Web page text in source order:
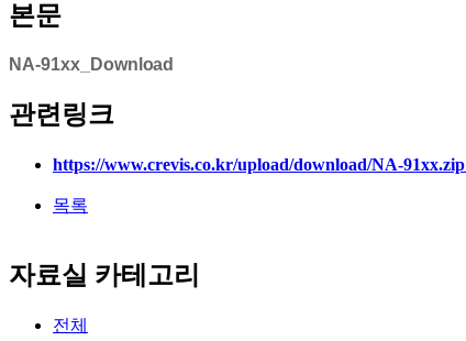
본문
NA-91xx_Download
관련링크
https://www.crevis.co.kr/upload/download/NA-91xx.zip
목록
자료실 카테고리
전체